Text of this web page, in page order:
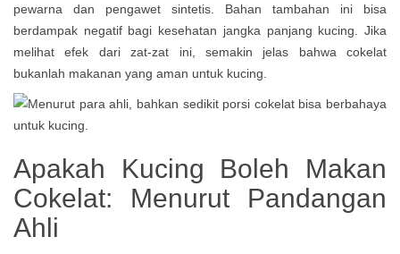
pewarna dan pengawet sintetis. Bahan tambahan ini bisa
berdampak negatif bagi kesehatan jangka panjang kucing. Jika
melihat efek dari zat-zat ini, semakin jelas bahwa cokelat
bukanlah makanan yang aman untuk kucing.
Apakah Kucing Boleh Makan
Cokelat: Menurut Pandangan
Ahli